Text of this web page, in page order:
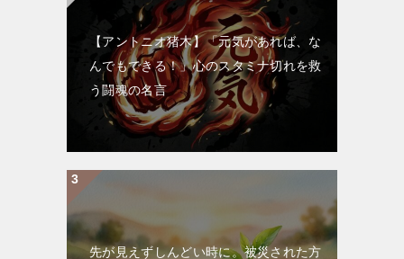
【アントニオ猪木】「元気があれば、な
んでもできる！」心のスタミナ切れを救
う闘魂の名言
先が見えずしんどい時に。被災された方